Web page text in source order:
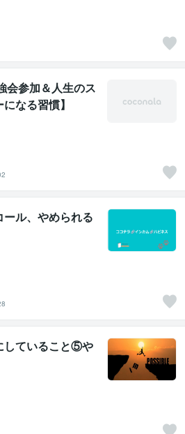
会参加＆人生のス
なる習慣】
ル、やめられる
していること⑤や